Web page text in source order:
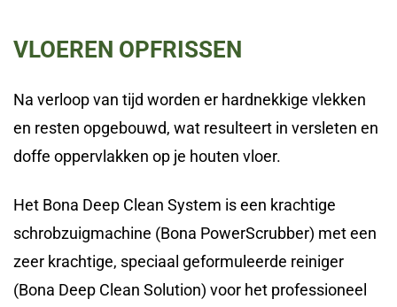
VLOEREN OPFRISSEN
Na verloop van tijd worden er hardnekkige vlekken
en resten opgebouwd, wat resulteert in versleten en
doffe oppervlakken op je houten vloer.
Het Bona Deep Clean System is een krachtige
schrobzuigmachine (Bona PowerScrubber) met een
zeer krachtige, speciaal geformuleerde reiniger
(Bona Deep Clean Solution) voor het professioneel